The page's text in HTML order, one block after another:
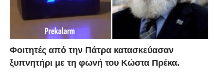
Φοιτητές από την Πάτρα κατασκεύασαν
ξυπνητήρι με τη φωνή του Κώστα Πρέκα.